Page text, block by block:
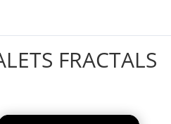
FRACTALS